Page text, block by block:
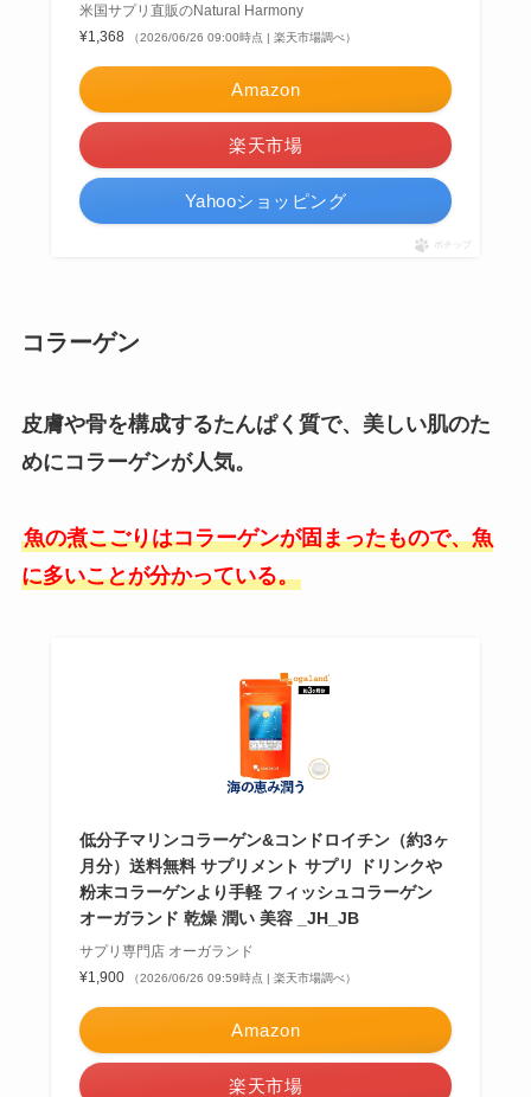
米国サプリ直販のNatural Harmony
¥1,368
（2026/06/26 09:00時点 | 楽天市場調べ）
Amazon
楽天市場
Yahooショッピング
ポチップ
コラーゲン
皮膚や骨を構成するたんぱく質で、美しい肌のた
めにコラーゲンが人気。
魚の煮こごりはコラーゲンが固まったもので、魚
に多いことが分かっている。
低分子マリンコラーゲン&コンドロイチン（約3ヶ
月分）送料無料 サプリメント サプリ ドリンクや
粉末コラーゲンより手軽 フィッシュコラーゲン
オーガランド 乾燥 潤い 美容 _JH_JB
サプリ専門店 オーガランド
¥1,900
（2026/06/26 09:59時点 | 楽天市場調べ）
Amazon
楽天市場